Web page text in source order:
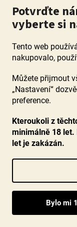
Potvrďte
vyberte si
Tento web
nakupovalo,
Můžete přijmout
„Nastavení“
preference.
Kteroukoli z
minimálně 18 let.
let je zakázán.
BIO Primitivo
Opravdu velké